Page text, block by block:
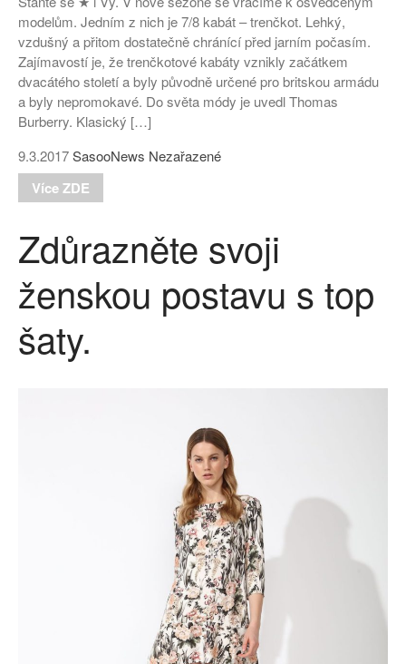
modelům. Jedním z nich je 7/8 kabát – trenčkot. Lehký,
vzdušný a přitom dostatečně chránící před jarním počasím.
Zajímavostí je, že trenčkotové kabáty vznikly začátkem
dvacátého století a byly původně určené pro britskou armádu
a byly nepromokavé. Do světa módy je uvedl Thomas
Burberry. Klasický […]
9.3.2017SasooNews Nezařazené
Více ZDE
Zdůrazněte svoji
ženskou postavu s top
šaty.